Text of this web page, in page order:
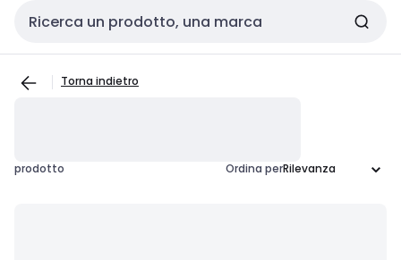
Cerca input
Torna indietro
prodotto Ordina per